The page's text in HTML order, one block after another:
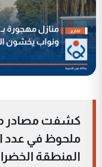
كشفت مصادر
ملحوظ في عدد
المنطقة